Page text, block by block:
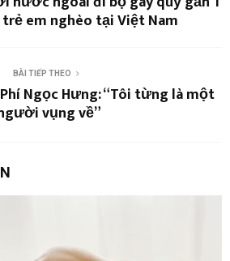
em nghèo tại Việt Nam
BÀI TIẾP THEO
Ngọc Hưng: “Tôi từng là một
vụng về”